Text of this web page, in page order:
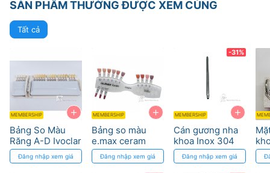
SẢN PHẨM THƯỜNG ĐƯỢC XEM CÙNG
Tất cả
+
MEMBERSHIP
Bảng So Màu
Răng A-D Ivoclar
Vivadent -
Chuẩn Xác Nha
Đăng nhập xem giá
+
MEMBERSHIP
Bảng so màu
e.max ceram
Ivoclar Vivadent
Đăng nhập xem giá
+
-31%
MEMBERSHIP
Cán gương nha
khoa Inox 304
Đăng nhập xem giá